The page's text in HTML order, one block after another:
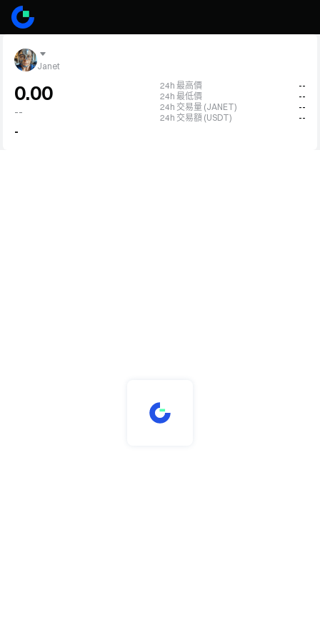
Janet
0.00
--
-
24h 最高價
--
24h 最低價
--
24h 交易量 (JANET)
--
24h 交易額 (USDT)
--